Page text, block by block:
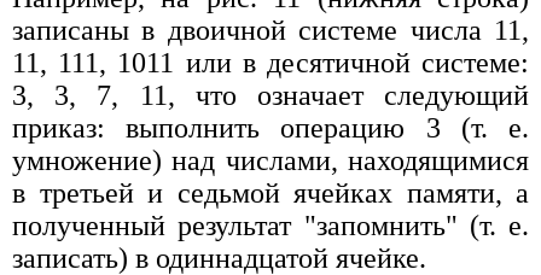
записаны в двоичной системе числа 11,
11, 111, 1011 или в десятичной системе:
3, 3, 7, 11, что означает следующий
приказ: выполнить операцию 3 (т. е.
умножение) над числами, находящимися
в третьей и седьмой ячейках памяти, а
полученный результат "запомнить" (т. е.
записать) в одиннадцатой ячейке.